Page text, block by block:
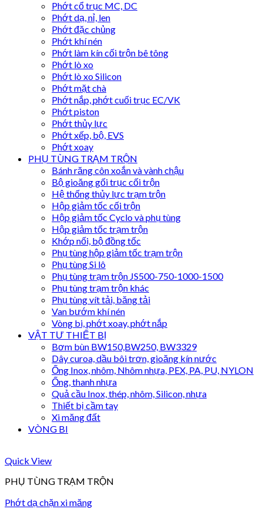
Phớt cổ trục MC, DC
Phớt dạ, nỉ, len
Phớt đặc chủng
Phớt khí nén
Phớt làm kín cối trộn bê tông
Phớt lò xo
Phớt lò xo Silicon
Phớt mặt chà
Phớt nắp, phớt cuối trục EC/VK
Phớt piston
Phớt thủy lực
Phớt xếp, bộ, EVS
Phớt xoay
PHỤ TÙNG TRẠM TRỘN
Bánh răng côn xoắn và vành chậu
Bộ gioăng gối trục cối trộn
Hệ thống thủy lực trạm trộn
Hộp giảm tốc cối trộn
Hộp giảm tốc Cyclo và phụ tùng
Hộp giảm tốc trạm trộn
Khớp nối, bộ đồng tốc
Phụ tùng hộp giảm tốc trạm trộn
Phụ tùng Si lô
Phụ tùng trạm trộn JS500-750-1000-1500
Phụ tùng trạm trộn khác
Phụ tùng vít tải, băng tải
Van bướm khí nén
Vòng bi, phớt xoay, phớt nắp
VẬT TƯ THIẾT BỊ
Bơm bùn BW150,BW250, BW3329
Dây curoa, dầu bôi trơn, gioăng kín nước
Ống Inox, nhôm, Nhôm nhựa, PEX, PA, PU, NYLON
Ống, thanh nhựa
Quả cầu Inox, thép, nhôm, Silicon, nhựa
Thiết bị cầm tay
Xi măng đất
VÒNG BI
Quick View
PHỤ TÙNG TRẠM TRỘN
Phớt dạ chặn xi măng